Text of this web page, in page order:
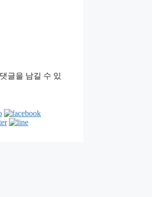
글을 남길 수 있